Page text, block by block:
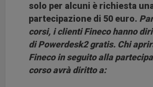
solo per alcuni è richiesta
partecipazione di 50 euro.
corsi, i clienti Fineco hanno
di Powerdesk2 gratis. Chi
Fineco in seguito alla
corso avrà diritto a: